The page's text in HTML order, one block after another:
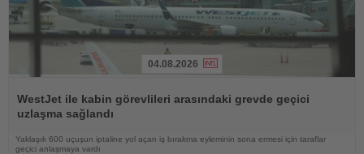
Oku
04.08.2026
WestJet ile kabin görevlileri arasındaki grevde geçici
uzlaşma sağlandı
Yaklaşık 600 uçuşun iptaline yol açan iş bırakma eyleminin sona ermesi için taraflar
geçici anlaşmaya vardı